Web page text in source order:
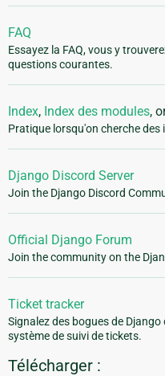
FAQ
Essayez la FAQ, vous y
questions courantes.
Index, Index des modules,
Pratique lorsqu'on cherche
Django Discord Server
Join the Django Discord
Official Django Forum
Join the community on the
Ticket tracker
Signalez des bogues de
système de suivi de tickets.
Télécharger :